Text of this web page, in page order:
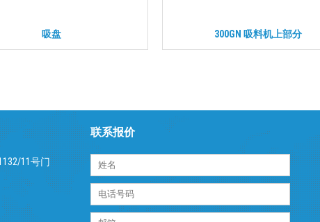
吸盘 300GN 吸料机上部分
11号门
联系报价